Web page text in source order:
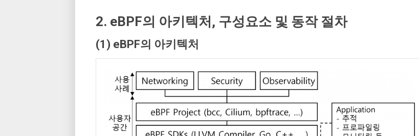
2. eBPF의 아키텍처, 구성요소 및 동작 절차
(1) eBPF의 아키텍처